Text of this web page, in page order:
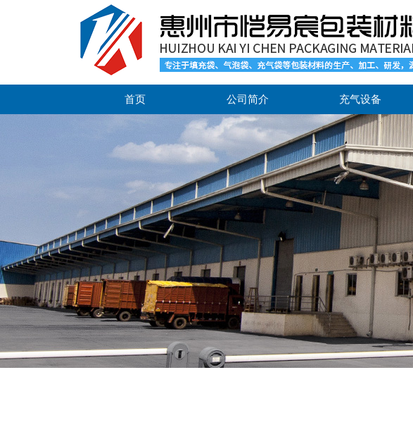
首页 公司简介 充气设备